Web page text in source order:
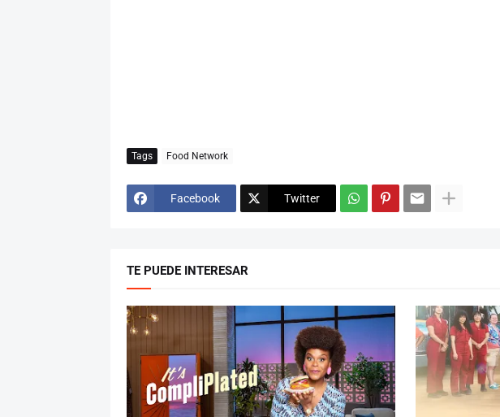
Tags Food Network
Facebook Twitter
TE PUEDE INTERESAR